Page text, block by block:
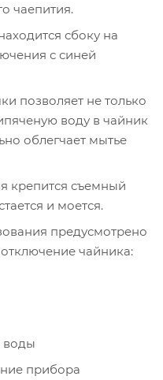
чаепития.
сбоку на
с синей
позволяет не только
воду в чайник
облегчает мытье
крепится съемный
и моется.
предусмотрено
чайника:
воды
прибора